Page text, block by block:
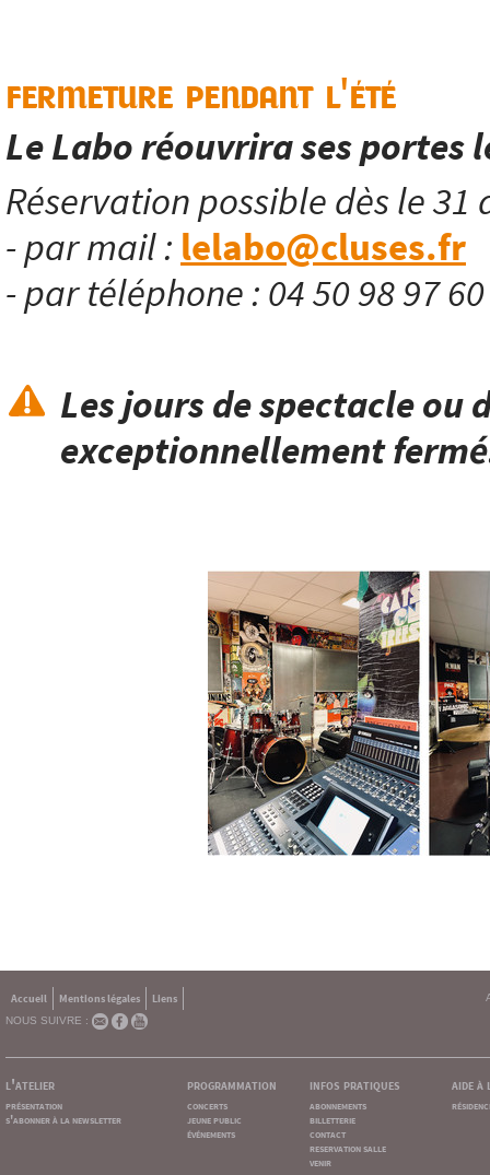
fermeture pendant l'été
Le Labo réouvrira ses portes
Réservation possible dès le 31
- par mail : lelabo@cluses.fr
- par téléphone : 04 50 98 97
Les jours de spectacle ou
exceptionnellement
Accueil Mentions légales
Liens
NOUS SUIVRE :
l'atelier
présentation
s'abonner à la newsletter
programmation
concerts
jeune public
événements
infos pratiques
abonnements
billetterie
contact
reservation salle
venir
aide